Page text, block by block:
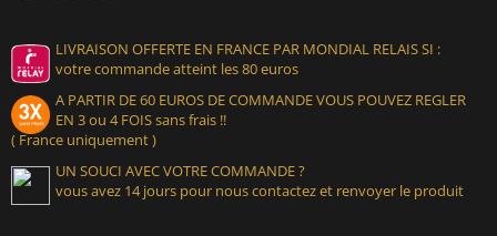
LIVRAISON OFFERTE EN FRANCE PAR MONDIAL RELAIS SI :
votre commande atteint les 80 euros
A PARTIR DE 60 EUROS DE COMMANDE VOUS POUVEZ REGLER
EN 3 ou 4 FOIS sans frais !!
( France uniquement )
UN SOUCI AVEC VOTRE COMMANDE ?
vous avez 14 jours pour nous contactez et renvoyer le produit